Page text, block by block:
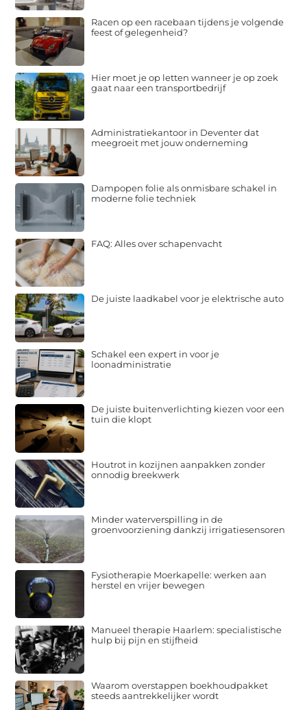
Racen op een racebaan tijdens je volgende
feest of gelegenheid?
Hier moet je op letten wanneer je op zoek
gaat naar een transportbedrijf
Administratiekantoor in Deventer dat
meegroeit met jouw onderneming
Dampopen folie als onmisbare schakel in
moderne folie techniek
FAQ: Alles over schapenvacht
De juiste laadkabel voor je elektrische auto
Schakel een expert in voor je
loonadministratie
De juiste buitenverlichting kiezen voor een
tuin die klopt
Houtrot in kozijnen aanpakken zonder
onnodig breekwerk
Minder waterverspilling in de
groenvoorziening dankzij irrigatiesensoren
Fysiotherapie Moerkapelle: werken aan
herstel en vrijer bewegen
Manueel therapie Haarlem: specialistische
hulp bij pijn en stijfheid
Waarom overstappen boekhoudpakket
steeds aantrekkelijker wordt